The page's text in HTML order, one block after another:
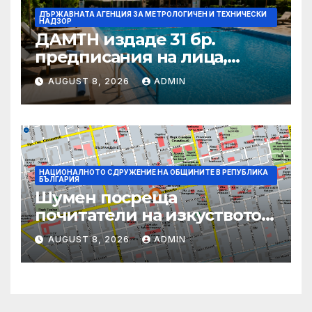
ДЪРЖАВНАТА АГЕНЦИЯ ЗА МЕТРОЛОГИЧЕН И ТЕХНИЧЕСКИ
НАДЗОР
ДАМТН издаде 31 бр.
предписания на лица,
стопанисващи плувни
басейни
AUGUST 8, 2026 ADMIN
НАЦИОНАЛНОТО СДРУЖЕНИЕ НА ОБЩИНИТЕ В РЕПУБЛИКА
БЪЛГАРИЯ
Шумен посреща
почитатели на изкуството с
фестивала „Лято Арт“ и
концерт на арфистката Яна
Дойнова
AUGUST 8, 2026 ADMIN